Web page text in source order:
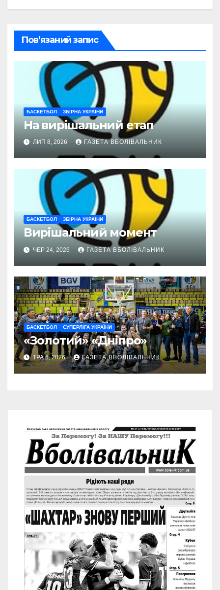
Пов’язаний запис
БАСКЕТБОЛ ЗБІРНА УКРАЇНИ
На вирішальний етап
ЛИП 8, 2026 ГАЗЕТА ВБОЛІВАЛЬНИК
БАСКЕТБОЛ ЗБІРНА УКРАЇНИ
Вирішальний момент
ЧЕР 24, 2026 ГАЗЕТА ВБОЛІВАЛЬНИК
БАСКЕТБОЛ СУПЕРЛІГА УКРАЇНИ
«Золотий» «Дніпро»
ТРА 6, 2026 ГАЗЕТА ВБОЛІВАЛЬНИК